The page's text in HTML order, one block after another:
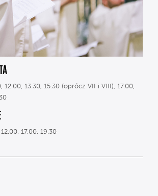
12.00, 13.30, 15.30 (oprócz VII i VIII), 17.00,
17.00, 19.30